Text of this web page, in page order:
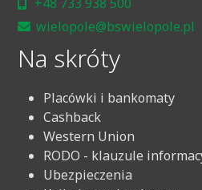
wielopole@bswielopole.pl
Na skróty
Placówki i bankomaty
Cashback
Western Union
RODO - klauzule
Ubezpieczenia